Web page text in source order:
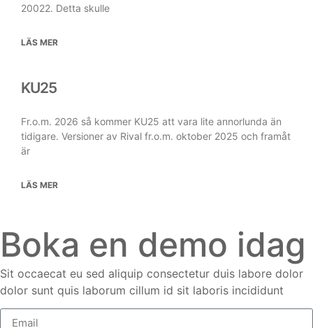
20022. Detta skulle
LÄS MER
KU25
Fr.o.m. 2026 så kommer KU25 att vara lite annorlunda än
tidigare. Versioner av Rival fr.o.m. oktober 2025 och framåt
är
LÄS MER
Boka en demo idag
Sit occaecat eu sed aliquip consectetur duis labore dolor
dolor sunt quis laborum cillum id sit laboris incididunt